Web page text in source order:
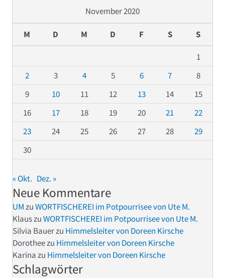
November 2020
M D M D F S S
1
2
3 4 5 6 7
8
9
10 11 12 13 14
15
16
17 18 19 20 21
22
23
24 25 26 27 28
29
30
« Okt. Dez. »
Neue Kommentare
UMzuWORTFISCHEREI im Potpourrisee von Ute M.
KlauszuWORTFISCHEREI im Potpourrisee von Ute M.
Silvia Bauerzu Himmelsleiter von Doreen Kirsche
Dorotheezu Himmelsleiter von Doreen Kirsche
Karinazu Himmelsleiter von Doreen Kirsche
Schlagwörter